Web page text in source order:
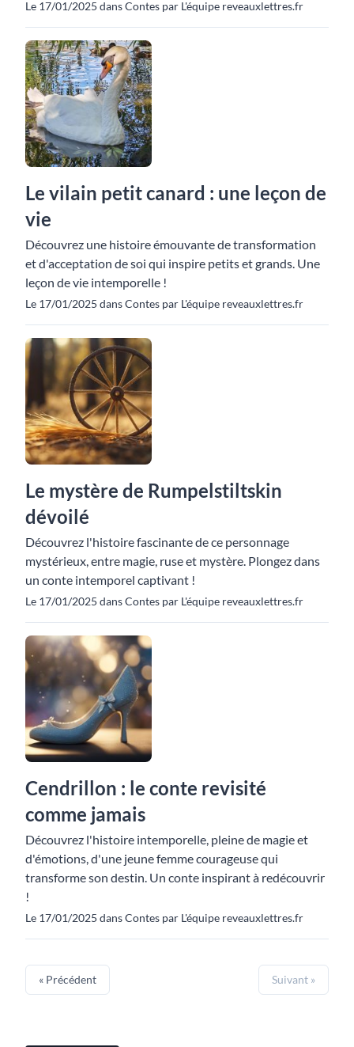
Le 17/01/2025 dans Contes par L'équipe reveauxlettres.fr
Le vilain petit canard : une leçon de
vie
Découvrez une histoire émouvante de transformation
et d'acceptation de soi qui inspire petits et grands. Une
leçon de vie intemporelle !
Le 17/01/2025 dans Contes par L'équipe reveauxlettres.fr
Le mystère de Rumpelstiltskin
dévoilé
Découvrez l'histoire fascinante de ce personnage
mystérieux, entre magie, ruse et mystère. Plongez dans
un conte intemporel captivant !
Le 17/01/2025 dans Contes par L'équipe reveauxlettres.fr
Cendrillon : le conte revisité
comme jamais
Découvrez l'histoire intemporelle, pleine de magie et
d'émotions, d'une jeune femme courageuse qui
transforme son destin. Un conte inspirant à redécouvrir
!
Le 17/01/2025 dans Contes par L'équipe reveauxlettres.fr
« Précédent Suivant »